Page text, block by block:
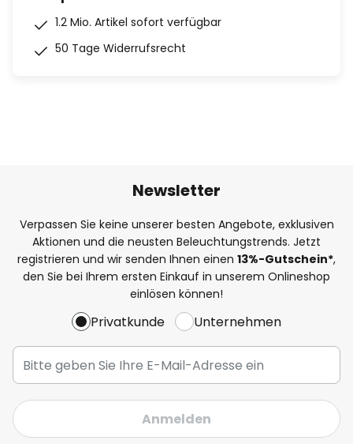
1.2 Mio. Artikel sofort verfügbar
50 Tage Widerrufsrecht
Newsletter
Verpassen Sie keine unserer besten Angebote, exklusiven
Aktionen und die neusten Beleuchtungstrends. Jetzt
registrieren und wir senden Ihnen einen 13%-Gutschein*,
den Sie bei Ihrem ersten Einkauf in unserem Onlineshop
einlösen können!
Privatkunde Unternehmen
Anmelden